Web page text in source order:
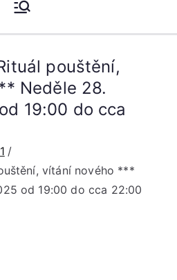
pouštění,
Neděle 28.
19:00 do cca
1
vítání nového ***
od 19:00 do cca 22:00